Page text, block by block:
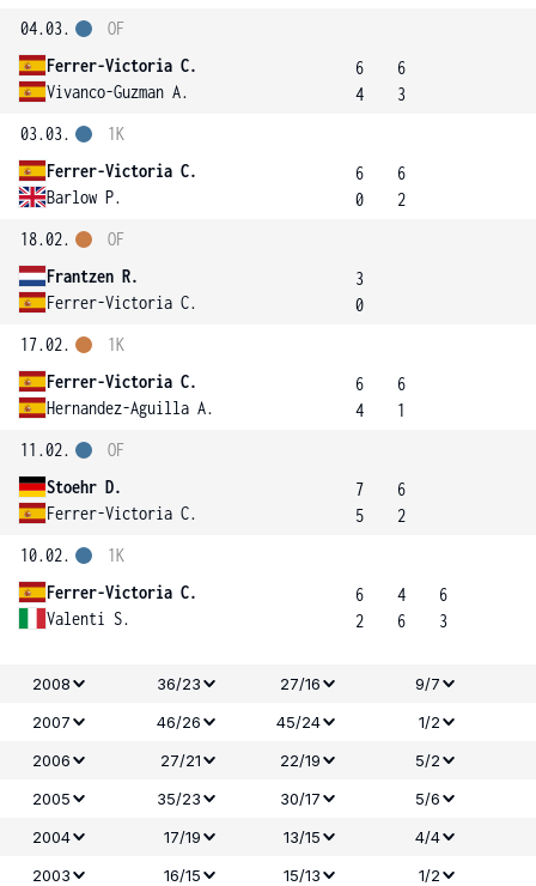
04.03.
Ferrer-Victoria C.
Vivanco-Guzman A.
OF
6
4
6
3
03.03.
Ferrer-Victoria C.
Barlow P.
1K
6
0
6
2
18.02.
Frantzen R.
Ferrer-Victoria C.
OF
3
0
17.02.
Ferrer-Victoria C.
Hernandez-Aguilla A.
1K
6
4
6
1
11.02.
Stoehr D.
Ferrer-Victoria C.
OF
7
5
6
2
10.02.
Ferrer-Victoria C.
Valenti S.
1K
6
2
4
6
6
3
2008 36/23 27/16
9/7
2007
46/26 45/24
1/2
2006
27/21 22/19
5/2
2005
35/23 30/17
5/6
2004
17/19 13/15
4/4
2003
16/15 15/13
1/2